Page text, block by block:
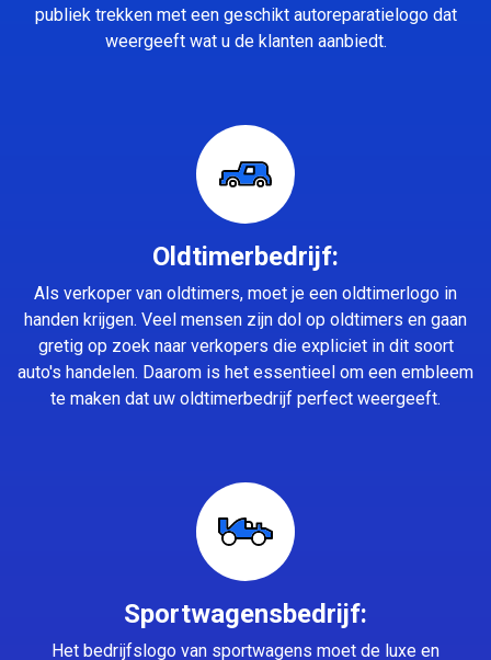
publiek trekken met een geschikt autoreparatielogo dat
weergeeft wat u de klanten aanbiedt.
Oldtimerbedrijf:
Als verkoper van oldtimers, moet je een oldtimerlogo in
handen krijgen. Veel mensen zijn dol op oldtimers en gaan
gretig op zoek naar verkopers die expliciet in dit soort
auto's handelen. Daarom is het essentieel om een embleem
te maken dat uw oldtimerbedrijf perfect weergeeft.
Sportwagensbedrijf:
Het bedrijfslogo van sportwagens moet de luxe en